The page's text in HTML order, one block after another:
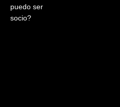
puedo ser
socio?